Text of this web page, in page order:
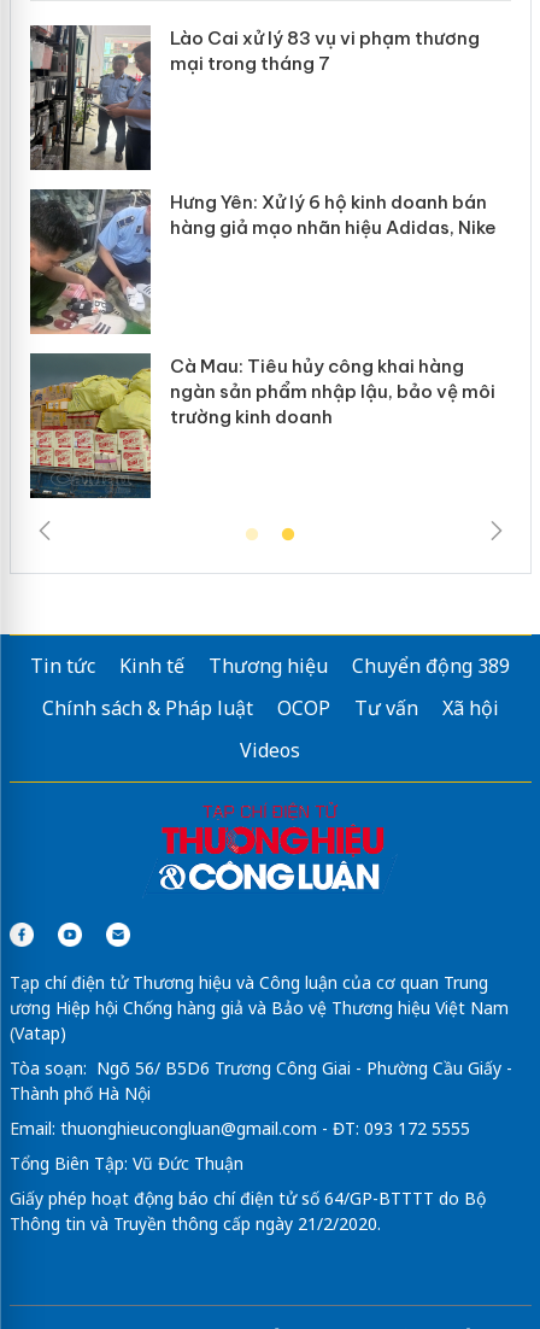
Lào Cai xử lý 83 vụ vi phạm thương
mại trong tháng 7
Hưng Yên: Xử lý 6 hộ kinh doanh bán
hàng giả mạo nhãn hiệu Adidas, Nike
Cà Mau: Tiêu hủy công khai hàng
ngàn sản phẩm nhập lậu, bảo vệ môi
trường kinh doanh
Tin tức Kinh tế Thương hiệu
Chuyển động 389
Chính sách & Pháp luật
OCOP Tư vấn
Xã hội
Videos
Tạp chí điện tử Thương hiệu và Công luận của cơ quan Trung
ương Hiệp hội Chống hàng giả và Bảo vệ Thương hiệu Việt Nam
(Vatap)
Tòa soạn: Ngõ 56/ B5D6 Trương Công Giai - Phường Cầu Giấy -
Thành phố Hà Nội
Email: thuonghieucongluan@gmail.com - ĐT: 093 172 5555
Tổng Biên Tập: Vũ Đức Thuận
Giấy phép hoạt động báo chí điện tử số 64/GP-BTTTT do Bộ
Thông tin và Truyền thông cấp ngày 21/2/2020.